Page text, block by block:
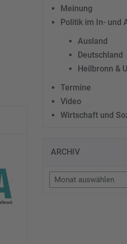
Meinung
Politik im In- und
Ausland
Deutschland
Heilbronn &
Termine
Video
Wirtschaft und
ARCHIV
Archiv